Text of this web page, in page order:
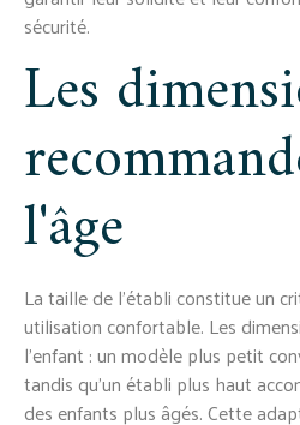
sécurité.
Les
l'âge
La taille de l'établi constitue un
utilisation confortable. Les
l'enfant : un modèle plus petit
tandis qu'un établi plus haut
des enfants plus âgés. Cette